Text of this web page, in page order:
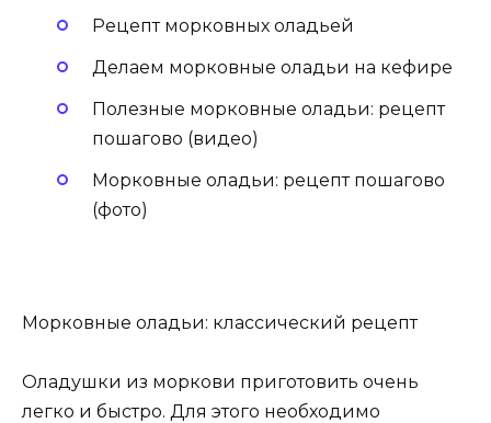
Рецепт морковных оладьей
Делаем морковные оладьи на кефире
Полезные морковные оладьи: рецепт
пошагово (видео)
Морковные оладьи: рецепт пошагово
(фото)
Морковные оладьи: классический рецепт
Оладушки из моркови приготовить очень
легко и быстро. Для этого необходимо